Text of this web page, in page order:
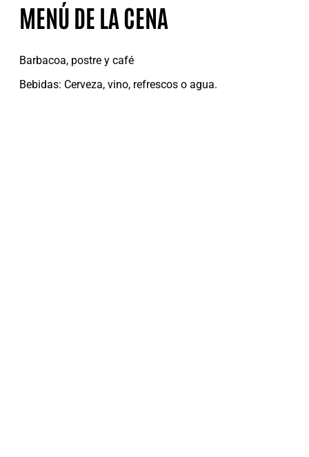
MENÚ DE LA CENA
Barbacoa, postre y café
Bebidas: Cerveza, vino, refrescos o agua.